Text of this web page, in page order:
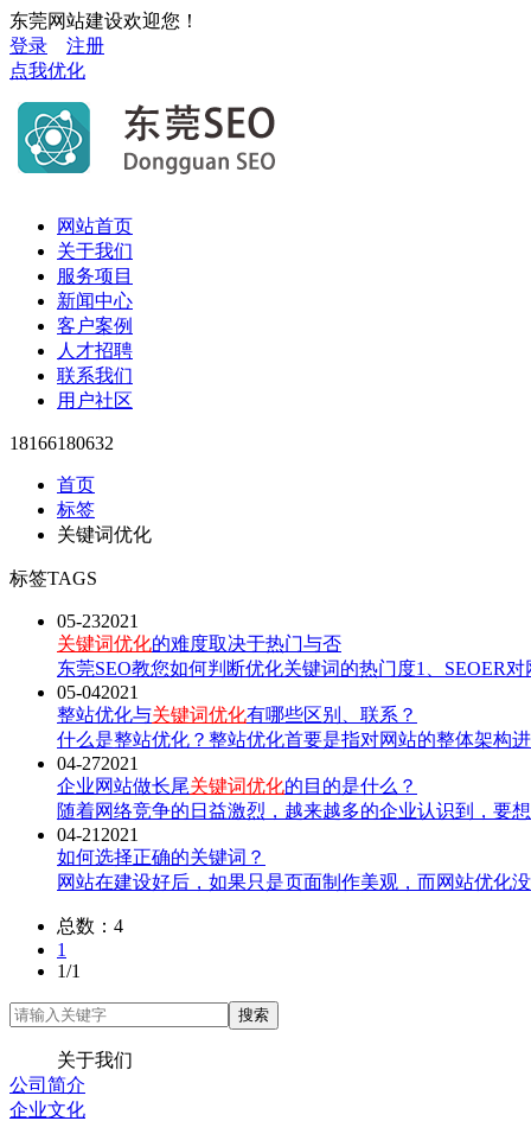
东莞网站建设欢迎您！
登录
注册
点我优化
网站首页
关于我们
服务项目
新闻中心
客户案例
人才招聘
联系我们
用户社区
18166180632
首页
标签
关键词优化
标签TAGS
05-232021
关键词优化的难度取决于热门与否
东莞SEO教您如何判断优化关键词的热门度1、SEOER
05-042021
整站优化与关键词优化有哪些区别、联系？
什么是整站优化？整站优化首要是指对网站的整体架构
04-272021
企业网站做长尾关键词优化的目的是什么？
随着网络竞争的日益激烈，越来越多的企业认识到，
04-21 2021
如何选择正确的关键词？
网站在建设好后，如果只是页面制作美观，而网站优
总数：4
1
1/1
关于我们
公司简介
企业文化